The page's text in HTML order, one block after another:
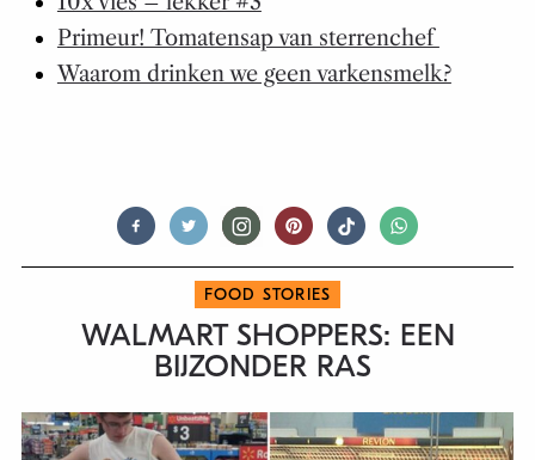
Primeur! Tomatensap van sterrenchef
Waarom drinken we geen varkensmelk?
FOOD STORIES
WALMART SHOPPERS: EEN
BIJZONDER RAS